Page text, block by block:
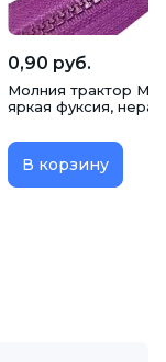
0,90 руб.
Молния трактор
яркая фуксия,
В корзину